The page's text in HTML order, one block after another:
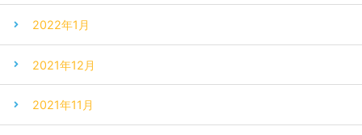
2022年1月
2021年12月
2021年11月